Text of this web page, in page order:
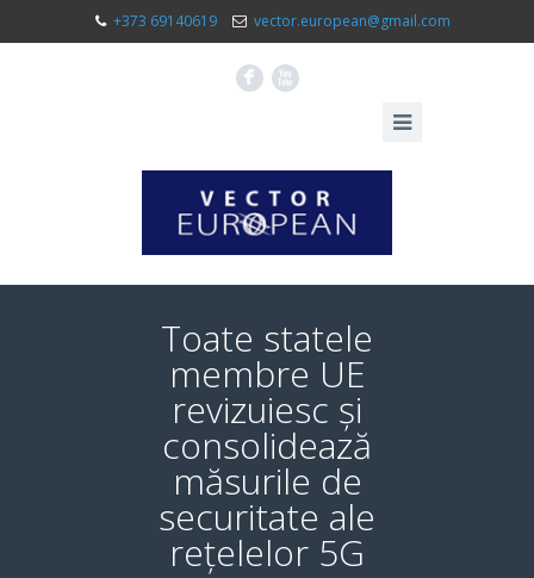
+373 69140619 vector.european@gmail.com
F X
Toate statele
membre UE
revizuiesc și
consolidează
măsurile de
securitate ale
rețelelor 5G